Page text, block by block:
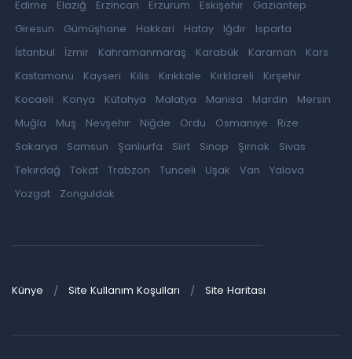
Edirne
Elazığ Erzincan Erzurum Eskişehir
Gaziantep
Giresun
Gümüşhane Hakkari Hatay Iğdır
Isparta
İstanbul
İzmir Kahramanmaraş Karabük Karaman
Kars
Kastamonu
Kayseri Kilis Kırıkkale Kırklareli
Kırşehir
Kocaeli
Konya Kütahya Malatya Manisa Mardin
Mersin
Muğla
Muş Nevşehir Niğde Ordu Osmaniye
Rize
Sakarya
Samsun Şanlıurfa Siirt Sinop Şırnak
Sivas
Tekirdağ
Tokat Trabzon Tunceli Uşak Van
Yalova
Yozgat
Zonguldak
Künye Site Kullanım Koşulları Site Haritası